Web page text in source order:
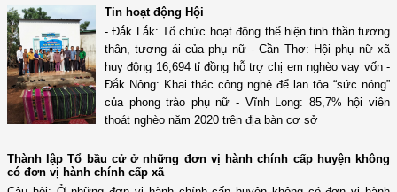
Tin hoạt động Hội
- Đắk Lắk: Tổ chức hoạt động thể hiện tinh thần tương
thân, tương ái của phụ nữ - Cần Thơ: Hội phụ nữ xã
huy động 16,694 tỉ đồng hỗ trợ chị em nghèo vay vốn -
Đắk Nông: Khai thác công nghệ để lan tỏa “sức nóng”
của phong trào phụ nữ - Vĩnh Long: 85,7% hội viên
thoát nghèo năm 2020 trên địa bàn cơ sở
Thành lập Tổ bầu cử ở những đơn vị hành chính cấp huyện không
có đơn vị hành chính cấp xã